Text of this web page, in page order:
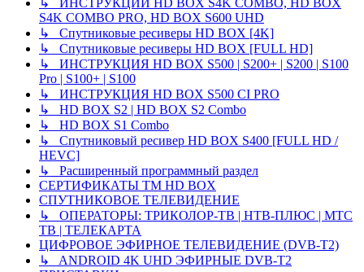
↳ ИНСТРУКЦИИ HD BOX S4K COMBO, HD BOX
S4K COMBO PRO, HD BOX S600 UHD
↳ Спутниковые ресиверы HD BOX [4K]
↳ Спутниковые ресиверы HD BOX [FULL HD]
↳ ИНСТРУКЦИЯ HD BOX S500 | S200+ | S200 | S100
Pro | S100+ | S100
↳ ИНСТРУКЦИЯ HD BOX S500 CI PRO
↳ HD BOX S2 | HD BOX S2 Combo
↳ HD BOX S1 Combo
↳ Спутниковый ресивер HD BOX S400 [FULL HD /
HEVC]
↳ Расширенный программный раздел
СЕРТИФИКАТЫ TM HD BOX
СПУТНИКОВОЕ ТЕЛЕВИДЕНИЕ
↳ ОПЕРАТОРЫ: ТРИКОЛОР-ТВ | НТВ-ПЛЮС | МТС
ТВ | ТЕЛЕКАРТА
ЦИФРОВОЕ ЭФИРНОЕ ТЕЛЕВИДЕНИЕ (DVB-T2)
↳ ANDROID 4K UHD ЭФИРНЫЕ DVB-T2